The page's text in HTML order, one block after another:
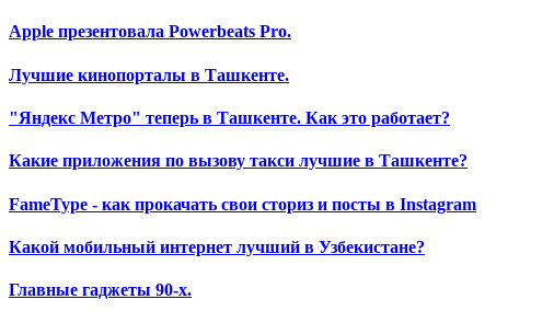
Apple презентовала Powerbeats Pro.
Лучшие кинопорталы в Ташкенте.
"Яндекс Метро" теперь в Ташкенте. Как это работает?
Какие приложения по вызову такси лучшие в Ташкенте?
FameType - как прокачать свои сториз и посты в Instagram
Какой мобильный интернет лучший в Узбекистане?
Главные гаджеты 90-х.